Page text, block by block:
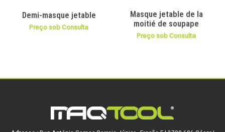
Demi-masque jetable
Preço sob Consulta
Masque jetable de la
moitié de soupape
Preço sob Consulta